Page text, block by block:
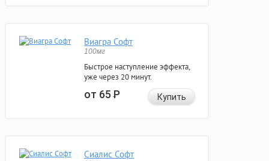
Виагра Софт
100мг
Быстрое наступление эффекта,
уже через 20 минут.
от 65Р Купить
Сиалис Софт